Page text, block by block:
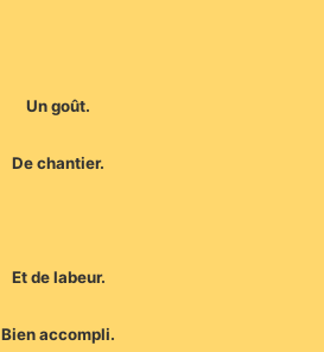
Un goût.
De chantier.
Et de labeur.
Bien accompli.